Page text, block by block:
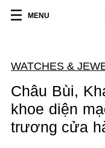
MENU
WATCHES &
Châu Bùi,
khoe diện
trương cửa